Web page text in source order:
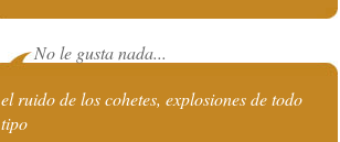
No le gusta nada...
el ruido de los cohetes, explosiones de todo
tipo